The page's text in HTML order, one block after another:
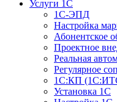
Услуги 1С
1С-ЭПД
Настройка
Абонентское
Проектное
Реальная
Регулярное
1С:КП
Установка 1С